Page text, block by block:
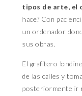
tipos de arte, el
hace? Con
un ordenador
sus obras.
El grafitero
de las calles y
posteriormente ir